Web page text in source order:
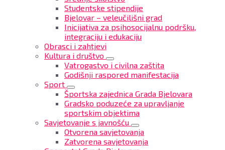
Studentske stipendije
Bjelovar – veleučilišni grad
Inicijativa za psihosocijalnu podršku,
integraciju i edukaciju
Obrasci i zahtjevi
Kultura i društvo
Vatrogastvo i civilna zaštita
Godišnji raspored manifestacija
Sport
Športska zajednica Grada Bjelovara
Gradsko poduzeće za upravljanje
sportskim objektima
Savjetovanje s javnošću
Otvorena savjetovanja
Zatvorena savjetovanja